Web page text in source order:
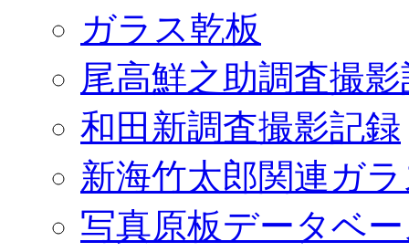
ガラス乾板
尾高鮮之助調査撮
和田新調査撮影記録
新海竹太郎関連ガ
写真原板データベ